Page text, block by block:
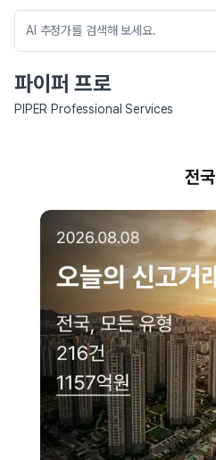
파이퍼 프로
PIPER Professional Services
네이버 지도
현재 네이버 지도 연결이 원활하지
이용에 불편을 드
다시 시